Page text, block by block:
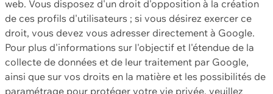
web. Vous disposez d'un droit d'opposition à la création
de ces profils d'utilisateurs ; si vous désirez exercer ce
droit, vous devez vous adresser directement à Google.
Pour plus d'informations sur l'objectif et l'étendue de la
collecte de données et de leur traitement par Google,
ainsi que sur vos droits en la matière et les possibilités de
paramétrage pour protéger votre vie privée, veuillez